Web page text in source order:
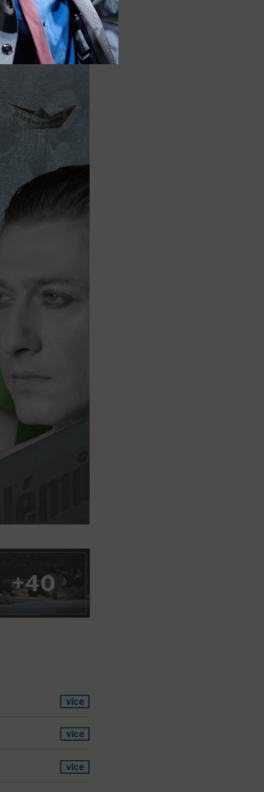
+40
více
více
více